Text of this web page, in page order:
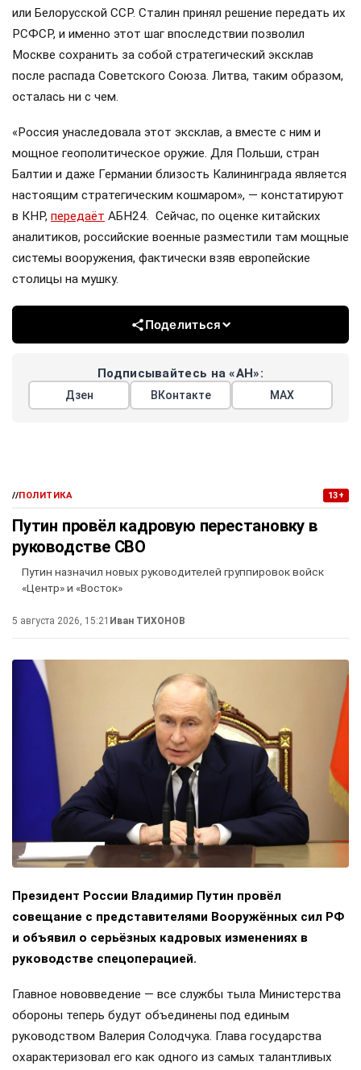
или Белорусской ССР. Сталин принял решение передать их
РСФСР, и именно этот шаг впоследствии позволил
Москве сохранить за собой стратегический эксклав
после распада Советского Союза. Литва, таким образом,
осталась ни с чем.
«Россия унаследовала этот эксклав, а вместе с ним и
мощное геополитическое оружие. Для Польши, стран
Балтии и даже Германии близость Калининграда является
настоящим стратегическим кошмаром», — констатируют
в КНР, передаёт АБН24. Сейчас, по оценке китайских
аналитиков, российские военные разместили там мощные
системы вооружения, фактически взяв европейские
столицы на мушку.
Поделиться
Подписывайтесь на «АН»:
Дзен ВКонтакте МАХ
//ПОЛИТИКА 13+
Путин провёл кадровую перестановку в
руководстве СВО
Путин назначил новых руководителей группировок войск
«Центр» и «Восток»
5 августа 2026, 15:21 Иван ТИХОНОВ
Президент России Владимир Путин провёл
совещание с представителями Вооружённых сил РФ
и объявил о серьёзных кадровых изменениях в
руководстве спецоперацией.
Главное нововведение — все службы тыла Министерства
обороны теперь будут объединены под единым
руководством Валерия Солодчука. Глава государства
охарактеризовал его как одного из самых талантливых